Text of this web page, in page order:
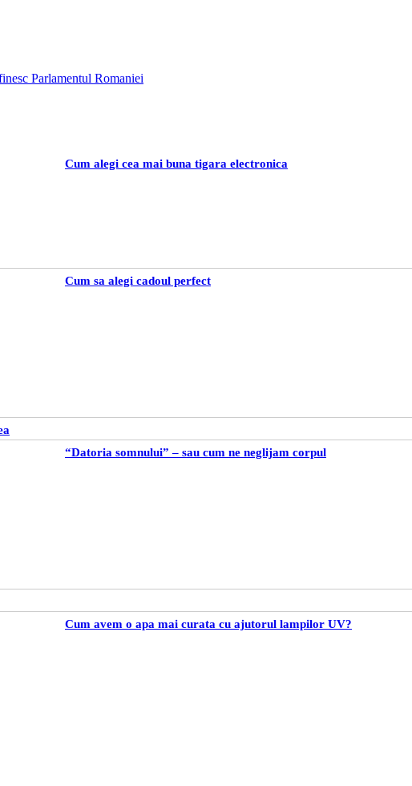
Parlamentul Romaniei
Cum alegi cea mai buna tigara electronica
Cum sa alegi cadoul perfect
“Datoria somnului” – sau cum ne neglijam corpul
Cum avem o apa mai curata cu ajutorul lampilor UV?